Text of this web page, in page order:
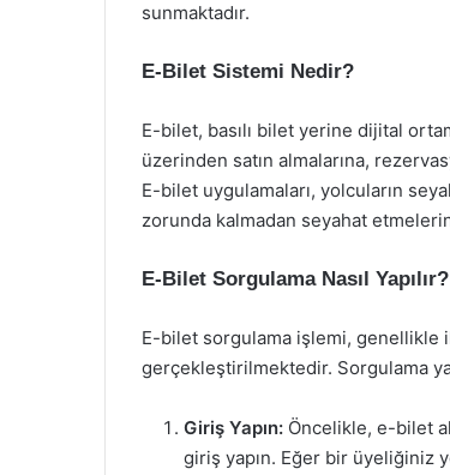
sunmaktadır.
E-Bilet Sistemi Nedir?
E-bilet, basılı bilet yerine dijital
üzerinden satın almalarına,
E-bilet uygulamaları, yolcuların
zorunda kalmadan seyahat
E-Bilet Sorgulama Nasıl Yapılır?
E-bilet sorgulama işlemi, genellikle
gerçekleştirilmektedir. Sorgulama
Giriş Yapın: Öncelikle, e-bilet
giriş yapın. Eğer bir üyeliğiniz